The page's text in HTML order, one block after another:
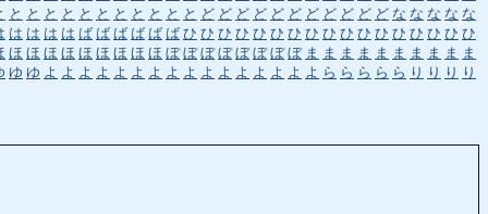
と と と と と と と と と と と ど ど ど ど ど ど ど ど ど ど ど な な な な な
は は は は ば ば ば ば ば ば ひ ひ ひ ひ ひ ひ ひ ひ ひ ひ ひ ひ ひ ひ ひ ひ ひ
ほ ほ ほ ほ ほ ほ ほ ほ ほ ぼ ぼ ぼ ぼ ぼ ぼ ぼ ぼ ま ま ま ま ま ま ま ま ま ま
ゆ ゆ よ よ よ よ よ よ よ よ よ よ よ よ よ よ よ よ ら ら ら ら ら り り り り